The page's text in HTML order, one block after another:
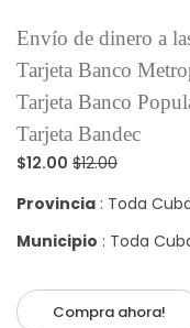
Envío de dinero a
Tarjeta Banco
Tarjeta Banco
Tarjeta Bandec
$12.00 $12.00
Provincia : Toda
Municipio : Toda
Compra ahora!